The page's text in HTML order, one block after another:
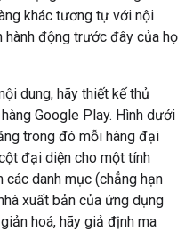
khác tương tự với nội
động trước đây của họ
dung, hãy thiết kế thủ
Google Play. Hình dưới
trong đó mỗi hàng đại
đại diện cho một tính
danh mục (chẳng hạn
xuất bản của ứng dụng
hoá, hãy giả định ma